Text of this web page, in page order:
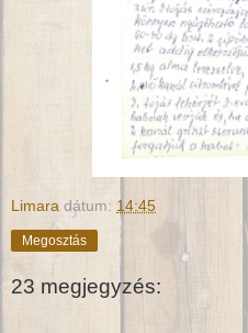
Limara dátum: 14:45
Megosztás
23 megjegyzés: